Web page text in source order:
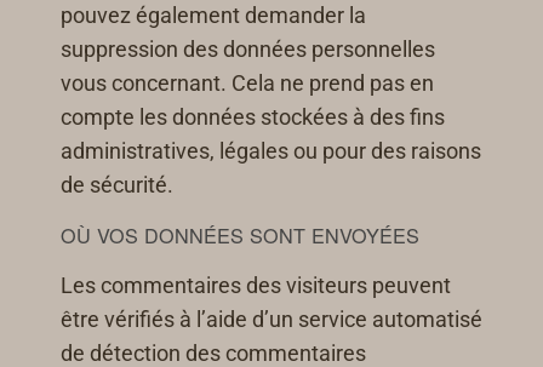
pouvez également demander la
suppression des données personnelles
vous concernant. Cela ne prend pas en
compte les données stockées à des fins
administratives, légales ou pour des raisons
de sécurité.
OÙ VOS DONNÉES SONT ENVOYÉES
Les commentaires des visiteurs peuvent
être vérifiés à l’aide d’un service automatisé
de détection des commentaires